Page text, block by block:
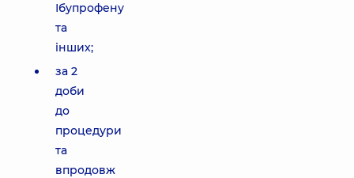
Ібупрофену
та
інших;
за 2
доби
до
процедури
та
впродовж